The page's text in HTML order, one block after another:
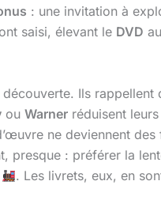
: une invitation à
saisi, élevant le DVD
Ils rappellent
ou Warner réduisent
ne deviennent des
presque : préférer la
. Les livrets, eux, en